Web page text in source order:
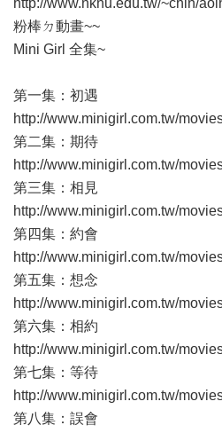
http://www.nknu.edu.tw/~chin/
粉棒ㄉ動畫~~
Mini Girl 全集~
第一集：初遇
http://www.minigirl.com.tw/
第二集：期待
http://www.minigirl.com.tw/
第三集：相見
http://www.minigirl.com.tw/
第四集：約會
http://www.minigirl.com.tw/
第五集：想念
http://www.minigirl.com.tw/
第六集：相約
http://www.minigirl.com.tw/
第七集：等待
http://www.minigirl.com.tw/
第八集：誤會